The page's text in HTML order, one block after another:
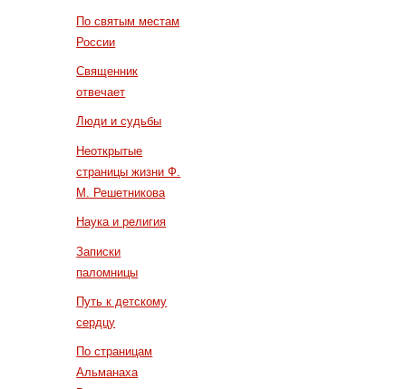
По святым местам
России
Священник
отвечает
Люди и судьбы
Неоткрытые
страницы жизни Ф.
М. Решетникова
Наука и религия
Записки
паломницы
Путь к детскому
сердцу
По страницам
Альманаха